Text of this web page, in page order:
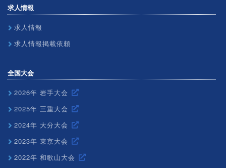
求人情報
求人情報
求人情報掲載依頼
全国大会
2026年 岩手大会
2025年 三重大会
2024年 大分大会
2023年 東京大会
2022年 和歌山大会